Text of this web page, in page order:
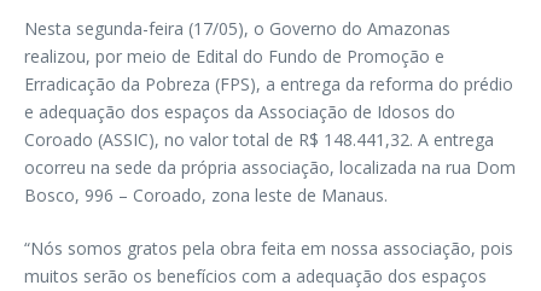
Nesta segunda-feira (17/05), o Governo do Amazonas
realizou, por meio de Edital do Fundo de Promoção e
Erradicação da Pobreza (FPS), a entrega da reforma do prédio
e adequação dos espaços da Associação de Idosos do
Coroado (ASSIC), no valor total de R$ 148.441,32. A entrega
ocorreu na sede da própria associação, localizada na rua Dom
Bosco, 996 – Coroado, zona leste de Manaus.
“Nós somos gratos pela obra feita em nossa associação, pois
muitos serão os benefícios com a adequação dos espaços